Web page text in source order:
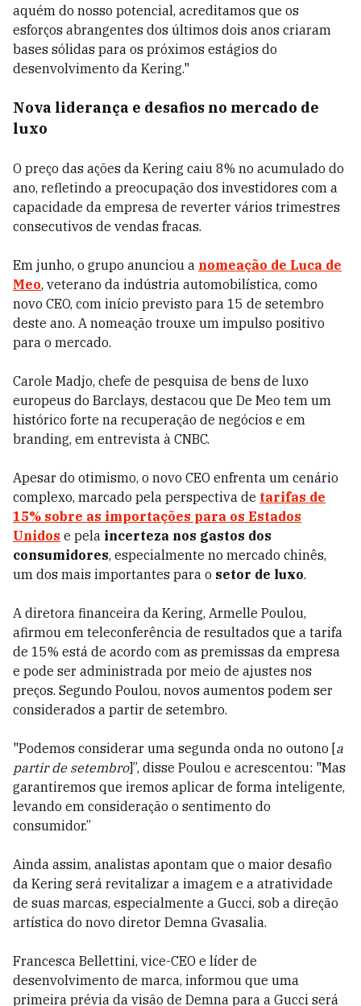
aquém do nosso potencial, acreditamos que os
esforços abrangentes dos últimos dois anos criaram
bases sólidas para os próximos estágios do
desenvolvimento da Kering."
Nova liderança e desafios no mercado de
luxo
O preço das ações da Kering caiu 8% no acumulado do
ano, refletindo a preocupação dos investidores com a
capacidade da empresa de reverter vários trimestres
consecutivos de vendas fracas.
Em junho, o grupo anunciou a nomeação de Luca de
Meo, veterano da indústria automobilística, como
novo CEO, com início previsto para 15 de setembro
deste ano. A nomeação trouxe um impulso positivo
para o mercado.
Carole Madjo, chefe de pesquisa de bens de luxo
europeus do Barclays, destacou que De Meo tem um
histórico forte na recuperação de negócios e em
branding, em entrevista à CNBC.
Apesar do otimismo, o novo CEO enfrenta um cenário
complexo, marcado pela perspectiva de tarifas de
15% sobre as importações para os Estados
Unidos e pela incerteza nos gastos dos
consumidores, especialmente no mercado chinês,
um dos mais importantes para o setor de luxo.
A diretora financeira da Kering, Armelle Poulou,
afirmou em teleconferência de resultados que a tarifa
de 15% está de acordo com as premissas da empresa
e pode ser administrada por meio de ajustes nos
preços. Segundo Poulou, novos aumentos podem ser
considerados a partir de setembro.
"Podemos considerar uma segunda onda no outono [a
partir de setembro]”, disse Poulou e acrescentou: "Mas
garantiremos que iremos aplicar de forma inteligente,
levando em consideração o sentimento do
consumidor.”
Ainda assim, analistas apontam que o maior desafio
da Kering será revitalizar a imagem e a atratividade
de suas marcas, especialmente a Gucci, sob a direção
artística do novo diretor Demna Gvasalia.
Francesca Bellettini, vice-CEO e líder de
desenvolvimento de marca, informou que uma
primeira prévia da visão de Demna para a Gucci será